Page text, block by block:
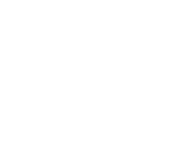
zu fairen Marktpreisen
auch
und Probefahrt steht
E-Mail: gerne zur Verfügung.